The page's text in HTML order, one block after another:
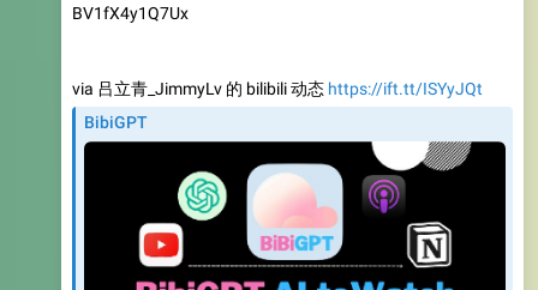
BV1fX4y1Q7Ux
via 吕立青_JimmyLv 的 bilibili 动态 https://ift.tt/ISYyJQt
BibiGPT